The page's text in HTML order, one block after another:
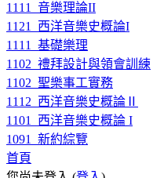
1111_音樂理論II
1121_西洋音樂史概論I
1111_基礎樂理
1102_禮拜設計與領會訓練
1102_聖樂事工實務
1112_西洋音樂史概論Ⅱ
1101_西洋音樂史概論 I
1091_新約綜覽
首頁